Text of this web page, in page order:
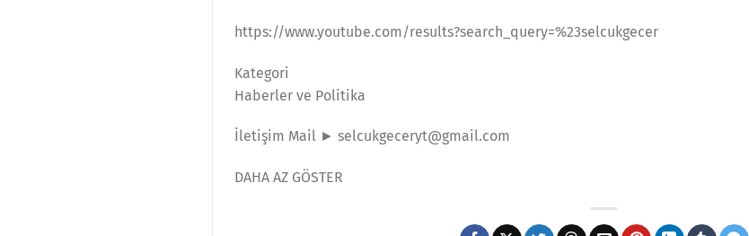
https://www.youtube.com/results?search_query=%23selcukgecer
Kategori
Haberler ve Politika
İletişim Mail ► selcukgeceryt@gmail.com
DAHA AZ GÖSTER